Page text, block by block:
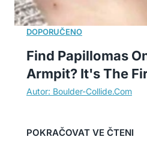
Find Papillomas
Armpit? It's The